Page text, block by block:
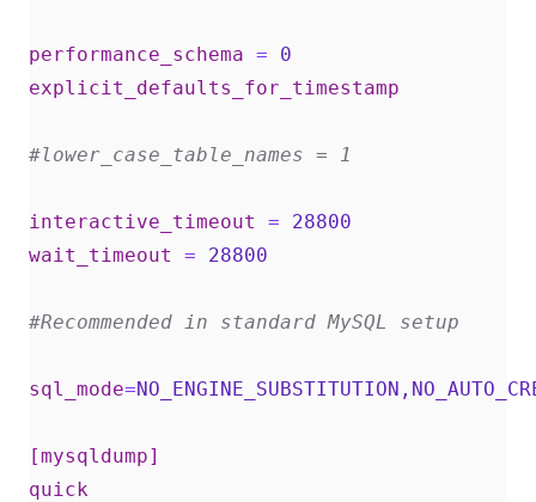
performance_schema =
0
explicit_defaults_for_timestamp
#lower_case_table_names = 1
interactive_timeout =
28800
wait_timeout
= 28800
#Recommended in standard MySQL setup
sql_mode=
[mysqldump]
quick